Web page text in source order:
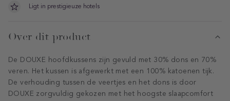
Ligt in prestigieuze hotels
Over dit product
De DOUXE hoofdkussens zijn gevuld met 30% dons en 70%
veren. Het kussen is afgewerkt met een 100% katoenen tijk.
De verhouding tussen de veertjes en het dons is ​​door
DOUXE zorgvuldig gekozen met het hoogste slaapcomfort